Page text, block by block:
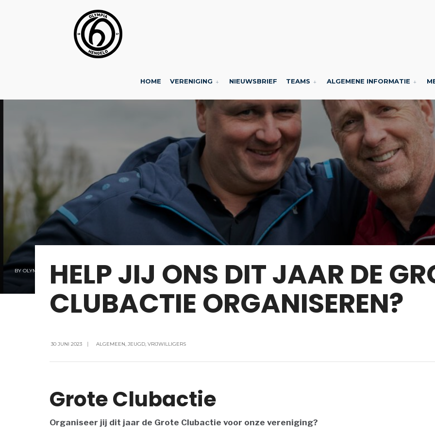
HOME VERENIGING NIEUWSBRIEF TEAMS ALGEMENE INFORMATIE
BY OLYMPIA HELP JIJ ONS DIT JAAR DE
CLUBACTIE ORGANISEREN?
30 JUNI 2023 | ALGEMEEN, JEUGD, VRIJWILLIGERS
Grote Clubactie
Organiseer jij dit jaar de Grote Clubactie voor onze vereniging?